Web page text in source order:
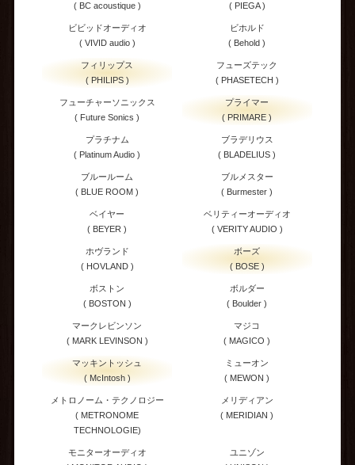
( BC acoustique )
( PIEGA )
ビビッドオーディオ
( VIVID audio )
ビホルド
( Behold )
フィリップス
( PHILIPS )
フューズテック
( PHASETECH )
フューチャーソニックス
( Future Sonics )
プライマー
( PRIMARE )
プラチナム
( Platinum Audio )
ブラデリウス
( BLADELIUS )
ブルールーム
( BLUE ROOM )
ブルメスター
( Burmester )
ベイヤー
( BEYER )
ベリティーオーディオ
( VERITY AUDIO )
ホヴランド
( HOVLAND )
ボーズ
( BOSE )
ボストン
( BOSTON )
ボルダー
( Boulder )
マークレビンソン
( MARK LEVINSON )
マジコ
( MAGICO )
マッキントッシュ
( McIntosh )
ミューオン
( MEWON )
メトロノーム・テクノロジー
( METRONOME
TECHNOLOGIE)
メリディアン
( MERIDIAN )
モニターオーディオ
ユニゾン